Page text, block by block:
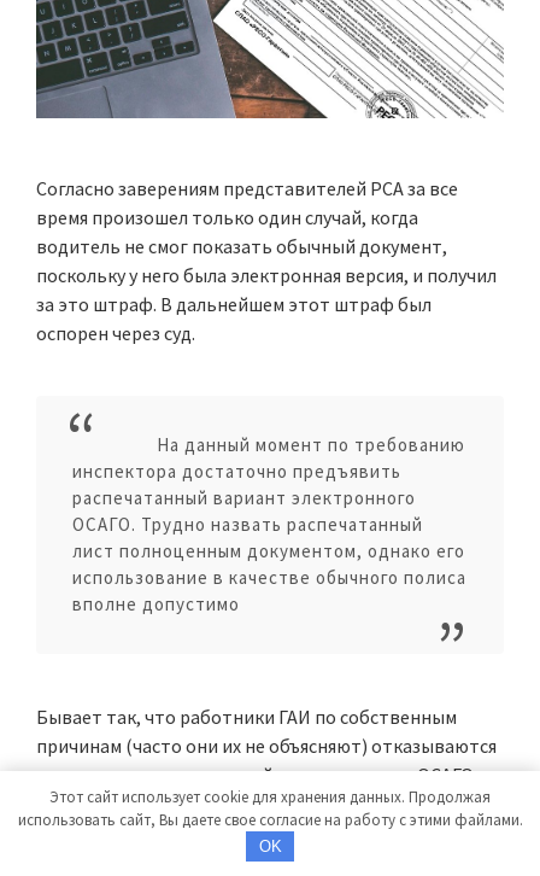
Согласно заверениям представителей РСА за все
время произошел только один случай, когда
водитель не смог показать обычный документ,
поскольку у него была электронная версия, и получил
за это штраф. В дальнейшем этот штраф был
оспорен через суд.
На данный момент по требованию
инспектора достаточно предъявить
распечатанный вариант электронного
ОСАГО. Трудно назвать распечатанный
лист полноценным документом, однако его
использование в качестве обычного полиса
вполне допустимо
Бывает так, что работники ГАИ по собственным
причинам (часто они их не объясняют) отказываются
принимать распечатанный вариант полиса ОСАГО.
Такая бумага на самом деле не является документом. В
некоторых случаях такие бумаги на самом деле
никакого доверия не вызывают.
Этот сайт использует cookie для хранения данных. Продолжая
использовать сайт, Вы даете свое согласие на работу с этими файлами.
OK